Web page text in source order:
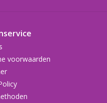
voorwaarden